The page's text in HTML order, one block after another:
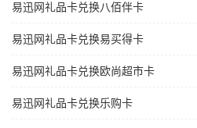
易迅网礼品卡兑换八佰伴卡
易迅网礼品卡兑换易买得卡
易迅网礼品卡兑换欧尚超市卡
易迅网礼品卡兑换乐购卡